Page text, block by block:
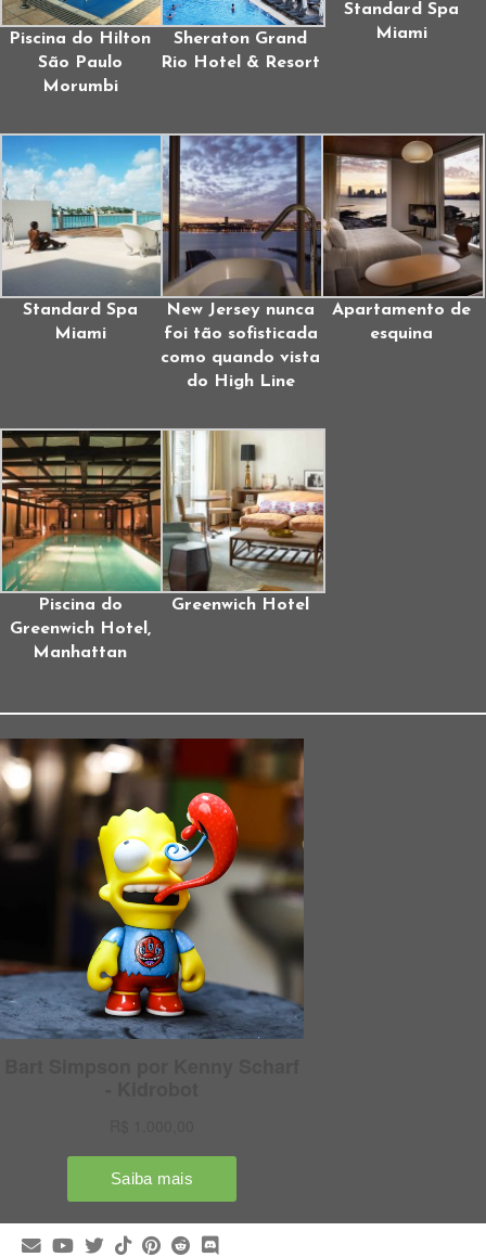
Piscina do Hilton
São Paulo
Morumbi
Sheraton Grand
Rio Hotel & Resort
Standard Spa
Miami
Standard Spa
Miami
New Jersey nunca
foi tão sofisticada
como quando vista
do High Line
Apartamento de
esquina
Piscina do
Greenwich Hotel,
Manhattan
Greenwich Hotel